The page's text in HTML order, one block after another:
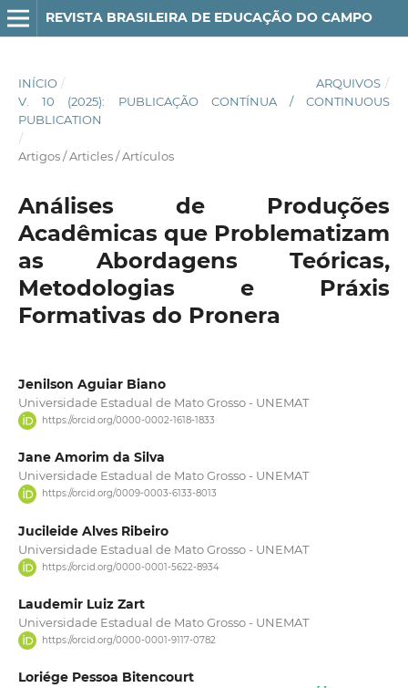
REVISTA BRASILEIRA DE EDUCAÇÃO DO CAMPO
INÍCIO / ARQUIVOS /
V. 10 (2025): PUBLICAÇÃO CONTÍNUA / CONTINUOUS
PUBLICATION
/
Artigos / Articles / Artículos
Análises de Produções
Acadêmicas que Problematizam
as Abordagens Teóricas,
Metodologias e Práxis
Formativas do Pronera
Jenilson Aguiar Biano
Universidade Estadual de Mato Grosso - UNEMAT
https://orcid.org/0000-0002-1618-1833
Jane Amorim da Silva
Universidade Estadual de Mato Grosso - UNEMAT
https://orcid.org/0009-0003-6133-8013
Jucileide Alves Ribeiro
Universidade Estadual de Mato Grosso - UNEMAT
https://orcid.org/0000-0001-5622-8934
Laudemir Luiz Zart
Universidade Estadual de Mato Grosso - UNEMAT
https://orcid.org/0000-0001-9117-0782
Loriége Pessoa Bitencourt